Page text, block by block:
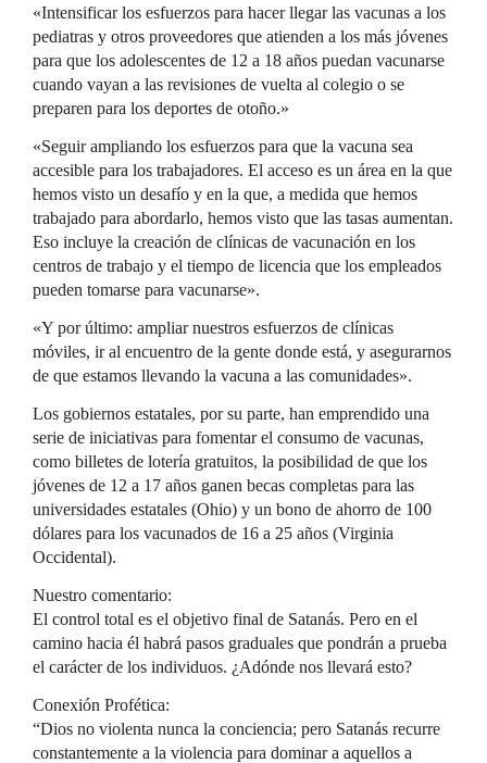
«Intensificar los esfuerzos para hacer llegar las vacunas a los
pediatras y otros proveedores que atienden a los más jóvenes
para que los adolescentes de 12 a 18 años puedan vacunarse
cuando vayan a las revisiones de vuelta al colegio o se
preparen para los deportes de otoño.»
«Seguir ampliando los esfuerzos para que la vacuna sea
accesible para los trabajadores. El acceso es un área en la que
hemos visto un desafío y en la que, a medida que hemos
trabajado para abordarlo, hemos visto que las tasas aumentan.
Eso incluye la creación de clínicas de vacunación en los
centros de trabajo y el tiempo de licencia que los empleados
pueden tomarse para vacunarse».
«Y por último: ampliar nuestros esfuerzos de clínicas
móviles, ir al encuentro de la gente donde está, y asegurarnos
de que estamos llevando la vacuna a las comunidades».
Los gobiernos estatales, por su parte, han emprendido una
serie de iniciativas para fomentar el consumo de vacunas,
como billetes de lotería gratuitos, la posibilidad de que los
jóvenes de 12 a 17 años ganen becas completas para las
universidades estatales (Ohio) y un bono de ahorro de 100
dólares para los vacunados de 16 a 25 años (Virginia
Occidental).
Nuestro comentario:
El control total es el objetivo final de Satanás. Pero en el
camino hacia él habrá pasos graduales que pondrán a prueba
el carácter de los individuos. ¿Adónde nos llevará esto?
Conexión Profética:
“Dios no violenta nunca la conciencia; pero Satanás recurre
constantemente a la violencia para dominar a aquellos a